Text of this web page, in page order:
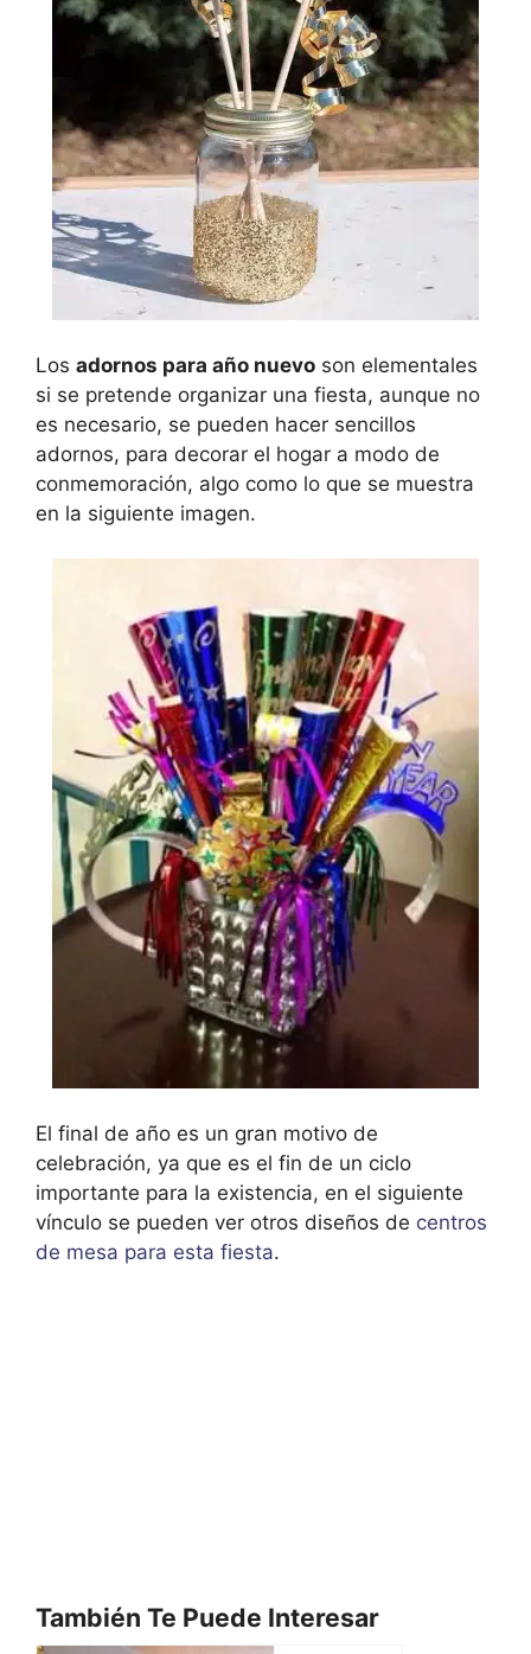
Los adornos para año nuevo son elementales
si se pretende organizar una fiesta, aunque no
es necesario, se pueden hacer sencillos
adornos, para decorar el hogar a modo de
conmemoración, algo como lo que se muestra
en la siguiente imagen.
El final de año es un gran motivo de
celebración, ya que es el fin de un ciclo
importante para la existencia, en el siguiente
vínculo se pueden ver otros diseños de centros
de mesa para esta fiesta.
También Te Puede Interesar